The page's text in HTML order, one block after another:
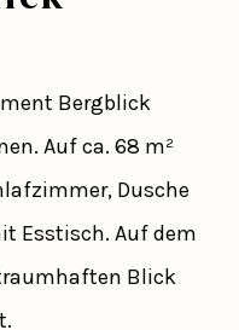
Bergblick
Auf ca. 68 m²
Dusche
Esstisch. Auf dem
Blick